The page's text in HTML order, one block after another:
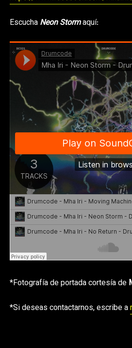
Escucha Neon Stormaquí:
*Fotografía de portada cortesía de
*Si deseas contactarnos, escribe a